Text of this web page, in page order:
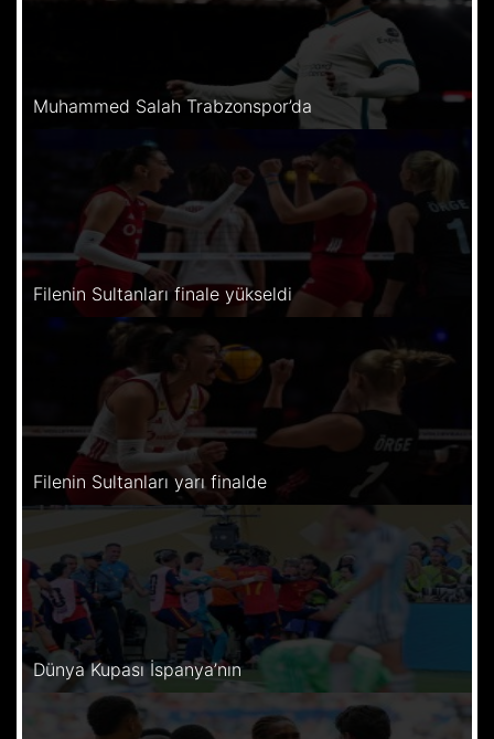
Muhammed Salah Trabzonspor’da
Filenin Sultanları finale yükseldi
Filenin Sultanları yarı finalde
Dünya Kupası İspanya’nın